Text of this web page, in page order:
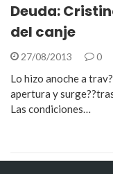
Deuda:
del canje
27/08/2013 0
Lo hizo anoche a
apertura y
Las condiciones…